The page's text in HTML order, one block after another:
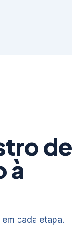
de
à
cada etapa.